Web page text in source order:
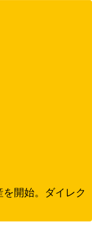
開始。ダイレク